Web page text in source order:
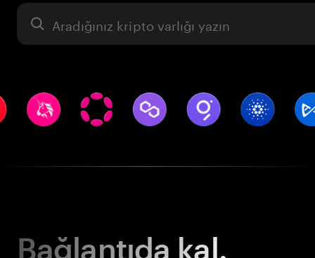
Varlık
Bağlantıda kal.